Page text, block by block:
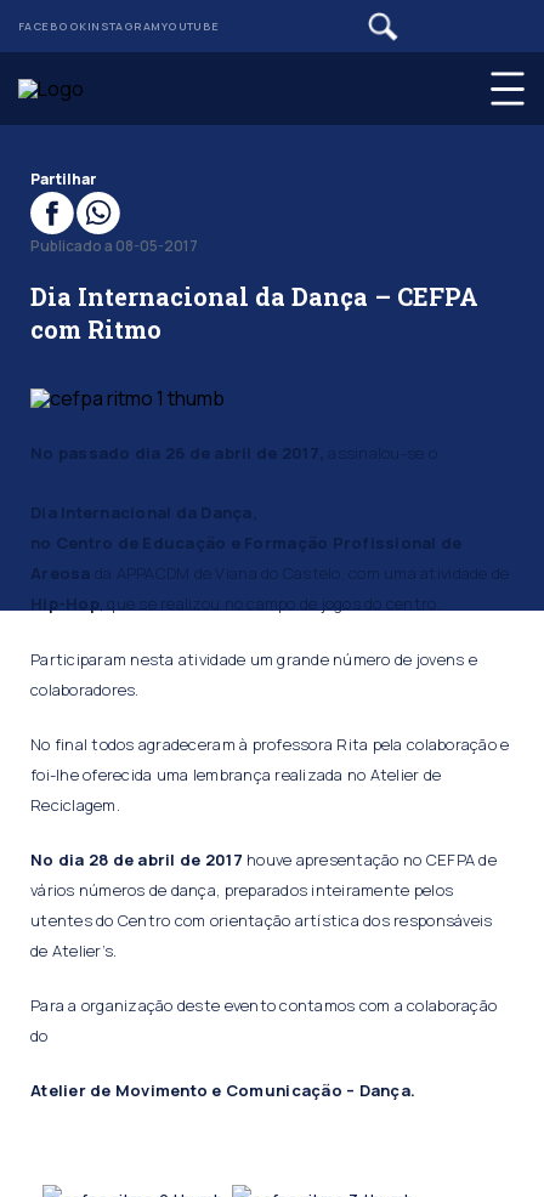
FACEBOOKINSTAGRAMYOUTUBE
Partilhar
Publicado a 08-05-2017
Dia Internacional da Dança – CEFPA
com Ritmo
No passado dia 26 de abril de 2017, assinalou-se o
Dia Internacional da Dança,
no Centro de Educação e Formação Profissional de
Areosa da APPACDM de Viana do Castelo, com uma atividade de
Hip-Hop , que se realizou no campo de jogos do centro.
Participaram nesta atividade um grande número de jovens e
colaboradores.
No final todos agradeceram à professora Rita pela colaboração e
foi-lhe oferecida uma lembrança realizada no Atelier de
Reciclagem.
No dia 28 de abril de 2017 houve apresentação no CEFPA de
vários números de dança, preparados inteiramente pelos
utentes do Centro com orientação artística dos responsáveis
de Atelier’s.
Para a organização deste evento contamos com a colaboração
do
Atelier de Movimento e Comunicação – Dança.